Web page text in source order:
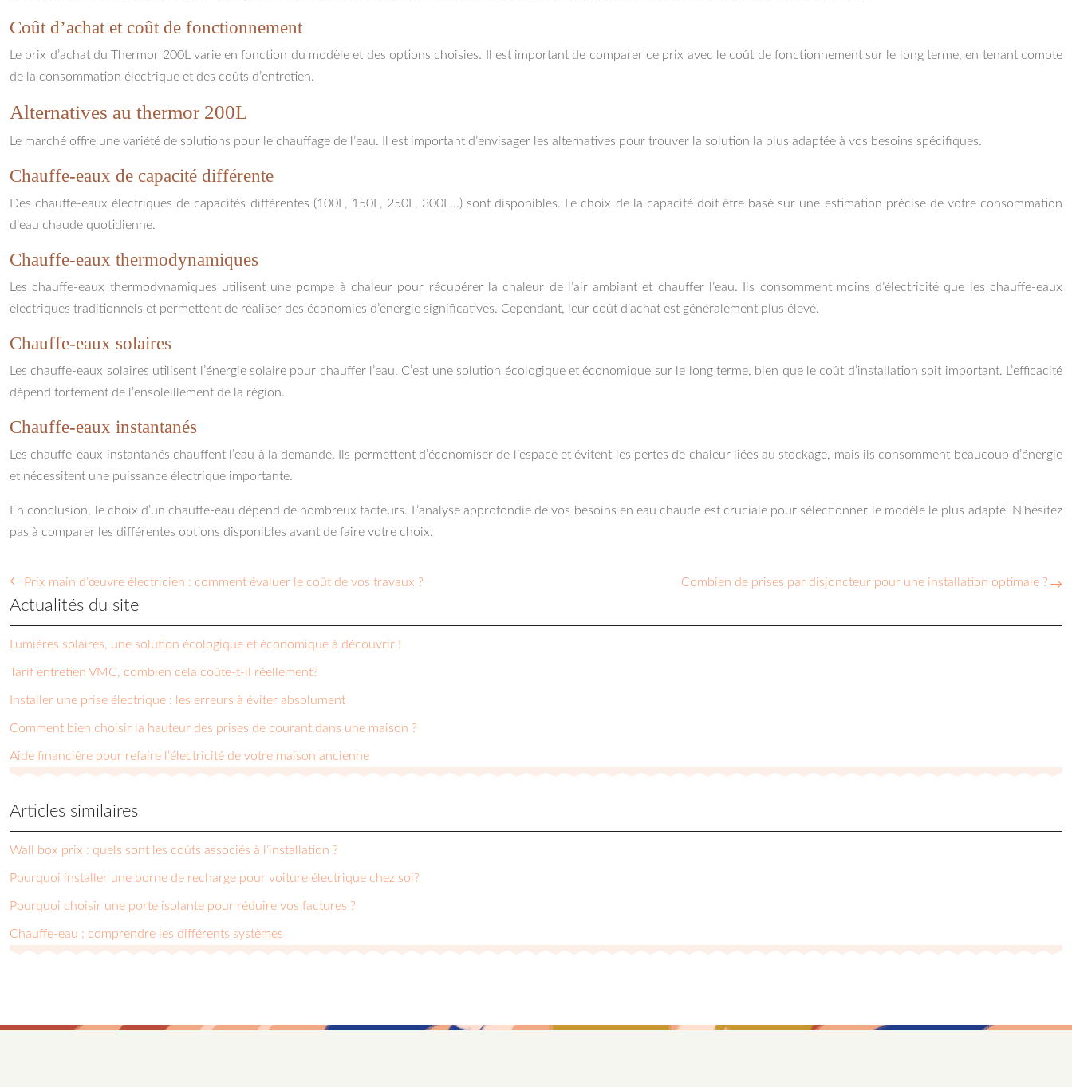
Coût d’achat et coût de fonctionnement
Le prix d’achat du Thermor 200L varie en fonction du modèle et des options choisies. Il est important de comparer ce prix avec le coût de fonctionnement sur le long terme, en tenant compte
de la consommation électrique et des coûts d’entretien.
Alternatives au thermor 200L
Le marché offre une variété de solutions pour le chauffage de l’eau. Il est important d’envisager les alternatives pour trouver la solution la plus adaptée à vos besoins spécifiques.
Chauffe-eaux de capacité différente
Des chauffe-eaux électriques de capacités différentes (100L, 150L, 250L, 300L…) sont disponibles. Le choix de la capacité doit être basé sur une estimation précise de votre consommation
d’eau chaude quotidienne.
Chauffe-eaux thermodynamiques
Les chauffe-eaux thermodynamiques utilisent une pompe à chaleur pour récupérer la chaleur de l’air ambiant et chauffer l’eau. Ils consomment moins d’électricité que les chauffe-eaux
électriques traditionnels et permettent de réaliser des économies d’énergie significatives. Cependant, leur coût d’achat est généralement plus élevé.
Chauffe-eaux solaires
Les chauffe-eaux solaires utilisent l’énergie solaire pour chauffer l’eau. C’est une solution écologique et économique sur le long terme, bien que le coût d’installation soit important. L’efficacité
dépend fortement de l’ensoleillement de la région.
Chauffe-eaux instantanés
Les chauffe-eaux instantanés chauffent l’eau à la demande. Ils permettent d’économiser de l’espace et évitent les pertes de chaleur liées au stockage, mais ils consomment beaucoup d’énergie
et nécessitent une puissance électrique importante.
En conclusion, le choix d’un chauffe-eau dépend de nombreux facteurs. L’analyse approfondie de vos besoins en eau chaude est cruciale pour sélectionner le modèle le plus adapté. N’hésitez
pas à comparer les différentes options disponibles avant de faire votre choix.
Prix main d’œuvre électricien : comment évaluer le coût de vos travaux ? Combien de prises par disjoncteur pour une installation optimale ?
Actualités du site
Lumières solaires, une solution écologique et économique à découvrir !
Tarif entretien VMC, combien cela coûte-t-il réellement?
Installer une prise électrique : les erreurs à éviter absolument
Comment bien choisir la hauteur des prises de courant dans une maison ?
Aide financière pour refaire l’électricité de votre maison ancienne
Articles similaires
Wall box prix : quels sont les coûts associés à l’installation ?
Pourquoi installer une borne de recharge pour voiture électrique chez soi?
Pourquoi choisir une porte isolante pour réduire vos factures ?
Chauffe-eau : comprendre les différents systèmes